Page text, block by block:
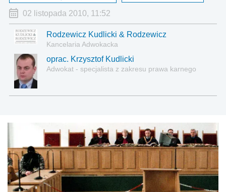
02 listopada 2010, 11:52
Rodzewicz Kudlicki & Rodzewicz
Kancelaria Adwokacka
oprac. Krzysztof Kudlicki
Adwokat - specjalista z zakresu prawa karnego